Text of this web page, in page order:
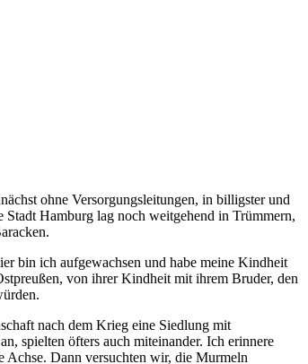
ohne Versorgungsleitungen, in billigster und
Hamburg lag noch weitgehend in Trümmern,
bin ich aufgewachsen und habe meine Kindheit
von ihrer Kindheit mit ihrem Bruder, den
nach dem Krieg eine Siedlung mit
spielten öfters auch miteinander. Ich erinnere
Achse. Dann versuchten wir, die Murmeln